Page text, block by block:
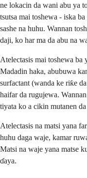
ne lokacin da wani abu ya
tsutsa mai toshewa - iska
sashe na huhu. Wannan
daji, ko har ma da abu na
Atelectasis mai toshewa ba
Madadin haka, abubuwa
surfactant (wanda ke riƙe
haifar da rugujewa.
tiyata ko a cikin mutanen
Atelectasis na matsi yana
huhu daga waje, kamar
Matsi na waje yana matse
ɗaya.